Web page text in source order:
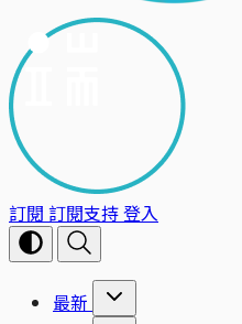
訂閱 訂閱支持登入
最新